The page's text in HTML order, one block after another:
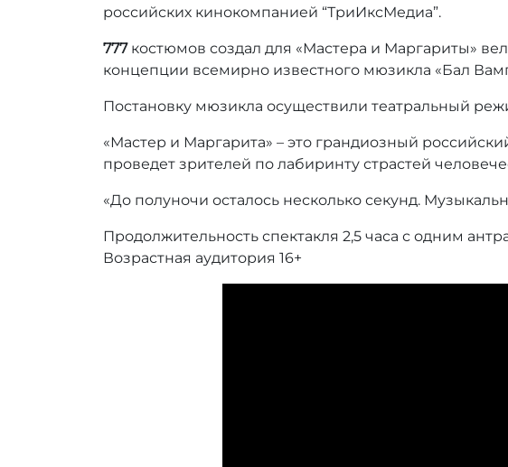
российских кинокомпанией “ТриИксМедиа”.
777 костюмов создал для «Мастера и Маргариты»
концепции всемирно известного мюзикла «Бал
Постановку мюзикла осуществили театральный
«Мастер и Маргарита» – это грандиозный
проведет зрителей по лабиринту страстей
«До полуночи осталось несколько секунд.
Продолжительность спектакля 2,5 часа с одним
Возрастная аудитория 16+